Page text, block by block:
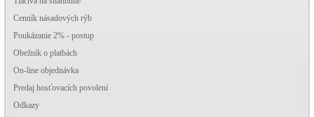
Cenník násadových rýb
Poukázanie 2% - postup
Obežník o platbách
On-line objednávka
Predaj hosťovacích povolení
Odkazy